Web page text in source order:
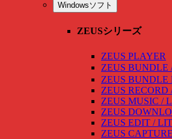
Windowsソフト
ZEUSシリーズ
ZEUS PLAYER
ZEUS BUNDLE
ZEUS BUNDLE
ZEUS RECORD
ZEUS MUSIC /
ZEUS
ZEUS EDIT /
ZEUS CAPTURE